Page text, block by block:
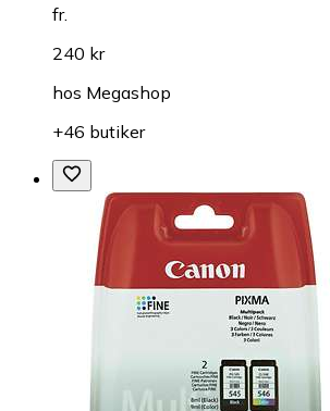
fr.
240 kr
hos Megashop
+46 butiker